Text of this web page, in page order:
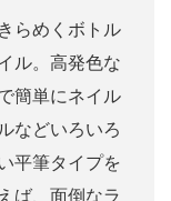
らめくボトル
ル。高発色な
簡単にネイル
などいろいろ
平筆タイプを
ば、面倒なラ